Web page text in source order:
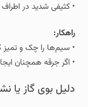
• کثیفی شدید در
راهکار:
• سیم‌ها را چک و تمیز
• اگر جرقه همچنان
دلیل بوی گاز یا